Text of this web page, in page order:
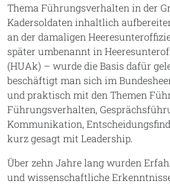
Thema Führungsverhalten in der
Kadersoldaten inhaltlich
an der damaligen
später umbenannt in
(HUAk) – wurde die Basis dafür
beschäftigt man sich im
und praktisch mit den Themen
Führungsverhalten,
Kommunikation,
kurz gesagt mit Leadership.
Über zehn Jahre lang wurden
und wissenschaftliche